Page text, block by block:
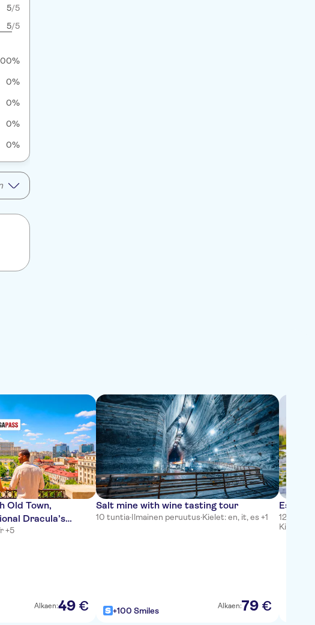
5/5
5/5
0%
0%
0%
0%
Old Town,
Dracula’s
+5
Alkaen:49 €
Salt mine with wine tasting tour
10 tuntia·Ilmainen peruutus·Kielet: en, it, es +1
+100 Smiles Alkaen:79 €
12 tuntia
Kielet: